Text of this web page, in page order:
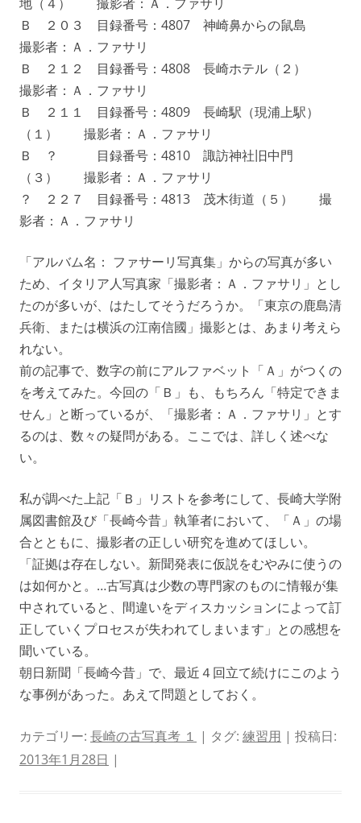
Ｂ ２０３ 目録番号：4807 神崎鼻からの鼠島
撮影者：Ａ．ファサリ
Ｂ ２１２ 目録番号：4808 長崎ホテル（２）
撮影者：Ａ．ファサリ
Ｂ ２１１ 目録番号：4809 長崎駅（現浦上駅）
（１） 撮影者：Ａ．ファサリ
Ｂ ？ 目録番号：4810 諏訪神社旧中門
（３） 撮影者：Ａ．ファサリ
？ ２２７ 目録番号：4813 茂木街道（５） 撮
影者：Ａ．ファサリ
「アルバム名： ファサーリ写真集」からの写真が多い
ため、イタリア人写真家「撮影者：Ａ．ファサリ」とし
たのが多いが、はたしてそうだろうか。「東京の鹿島清
兵衛、または横浜の江南信國」撮影とは、あまり考えら
れない。
前の記事で、数字の前にアルファベット「Ａ」がつくの
を考えてみた。今回の「Ｂ」も、もちろん「特定できま
せん」と断っているが、「撮影者：Ａ．ファサリ」とす
るのは、数々の疑問がある。ここでは、詳しく述べな
い。
私が調べた上記「Ｂ」リストを参考にして、長崎大学附
属図書館及び「長崎今昔」執筆者において、「Ａ」の場
合とともに、撮影者の正しい研究を進めてほしい。
「証拠は存在しない。新聞発表に仮説をむやみに使うの
は如何かと。…古写真は少数の専門家のものに情報が集
中されていると、間違いをディスカッションによって訂
正していくプロセスが失われてしまいます」との感想を
聞いている。
朝日新聞「長崎今昔」で、最近４回立て続けにこのよう
な事例があった。あえて問題としておく。
カテゴリー: 長崎の古写真考 １ | タグ: 練習用 | 投稿日:
2013年1月28日 |